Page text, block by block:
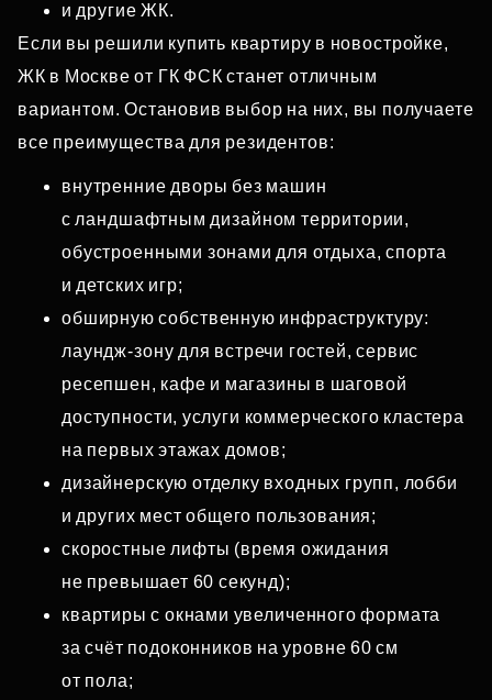
и другие ЖК.
Если вы решили купить квартиру в новостройке,
ЖК в Москве от ГК ФСК станет отличным
вариантом. Остановив выбор на них, вы получаете
все преимущества для резидентов:
внутренние дворы без машин
с ландшафтным дизайном территории,
обустроенными зонами для отдыха, спорта
и детских игр;
обширную собственную инфраструктуру:
лаундж‑зону для встречи гостей, сервис
ресепшен, кафе и магазины в шаговой
доступности, услуги коммерческого кластера
на первых этажах домов;
дизайнерскую отделку входных групп, лобби
и других мест общего пользования;
скоростные лифты (время ожидания
не превышает 60 секунд);
квартиры с окнами увеличенного формата
за счёт подоконников на уровне 60 см
от пола;